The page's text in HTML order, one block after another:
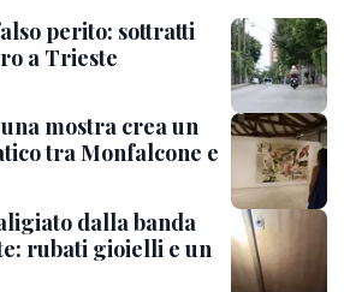
perito: sottratti
a Trieste
mostra crea un
tra Monfalcone e
dalla banda
rubati gioielli e un